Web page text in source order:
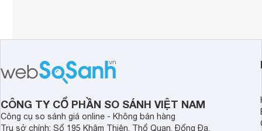
CÔNG TY CỔ PHẦN SO SÁNH VIỆT NAM
Công cụ so sánh giá online - Không bán hàng
Trụ sở chính: Số 195 Khâm Thiên, Thổ Quan, Đống Đa,